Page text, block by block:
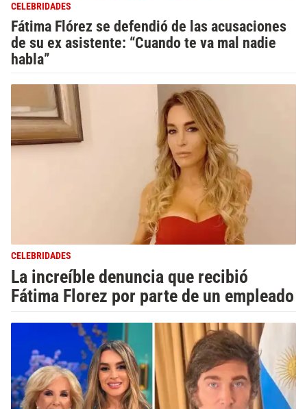
CELEBRIDADES
Fátima Flórez se defendió de las acusaciones
de su ex asistente: “Cuando te va mal nadie
habla”
CELEBRIDADES
La increíble denuncia que recibió
Fátima Florez por parte de un empleado